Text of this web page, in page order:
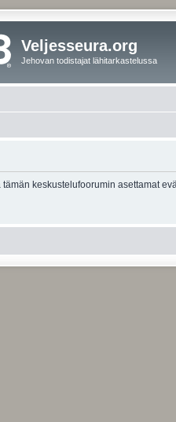
Veljesseura.org
Jehovan todistajat lähitarkastelussa
keskustelufoorumin asettamat